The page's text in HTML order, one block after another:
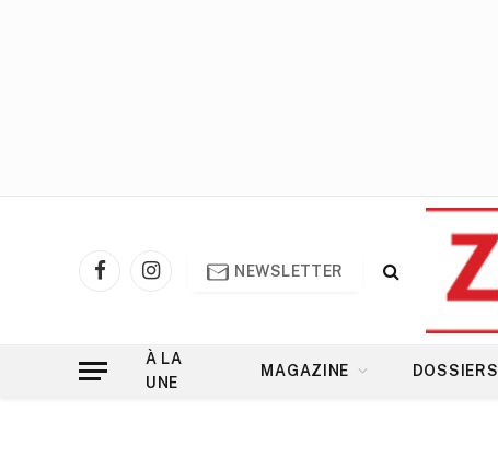
FacebookInstagram
NEWSLETTER
À LA
UNE
MAGAZINE DOSSIERS